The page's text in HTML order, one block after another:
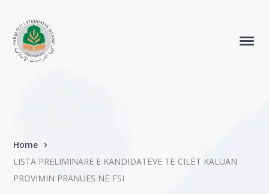
Home
LISTA PRELIMINARE E KANDIDATËVE TË CILËT KALUAN
PROVIMIN PRANUES NË FSI